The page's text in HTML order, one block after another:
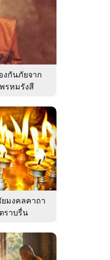
กันภัยจาก
รหมรังสี
มงคลคาถา
ราบรื่น